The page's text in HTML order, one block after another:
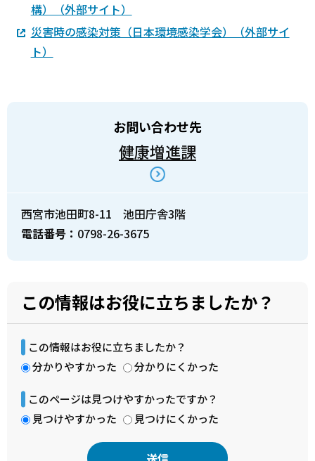
構）（外部サイト）
災害時の感染対策（日本環境感染学会）（外部サイ
ト）
お問い合わせ先
健康増進課
西宮市池田町8-11 池田庁舎3階
電話番号： 0798-26-3675
この情報はお役に立ちましたか？
この情報はお役に立ちましたか？
分かりやすかった
分かりにくかった
このページは見つけやすかったですか？
見つけやすかった
見つけにくかった